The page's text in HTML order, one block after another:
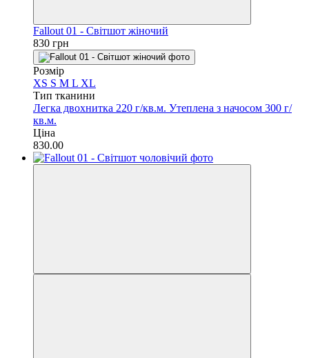
Fallout 01 - Світшот жіночий
830 грн
Розмір
XS S M L XL
Тип тканини
Легка двохнитка 220 г/кв.м. Утеплена з начосом 300 г/
кв.м.
Ціна
830.00